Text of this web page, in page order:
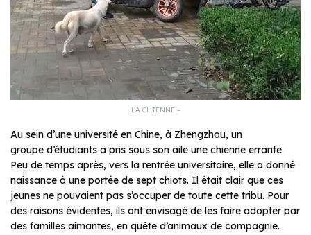
LA CHIENNE –
Au sein d’une université en Chine, à Zhengzhou, un
groupe d’étudiants a pris sous son aile une chienne errante.
Peu de temps après, vers la rentrée universitaire, elle a donné
naissance à une portée de sept chiots. Il était clair que ces
jeunes ne pouvaient pas s’occuper de toute cette tribu. Pour
des raisons évidentes, ils ont envisagé de les faire adopter par
des familles aimantes, en quête d’animaux de compagnie.